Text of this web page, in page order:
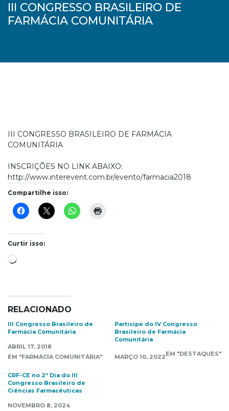
III CONGRESSO BRASILEIRO DE
FARMÁCIA COMUNITÁRIA
III CONGRESSO BRASILEIRO DE FARMÁCIA
COMUNITÁRIA
INSCRIÇÕES NO LINK ABAIXO:
http://www.interevent.com.br/evento/farmacia2018
Compartilhe isso:
Curtir isso:
Carregando...
RELACIONADO
III Congresso Brasileiro de
Farmácia Comunitária
ABRIL 17, 2018
EM "FARMÁCIA COMUNITÁRIA"
Participe do IV Congresso
Brasileiro de Farmácia
Comunitária
MARÇO 10, 2022EM "DESTAQUES"
CRF-CE no 2º Dia do III
Congresso Brasileiro de
Ciências Farmacêuticas
NOVEMBRO 8, 2024